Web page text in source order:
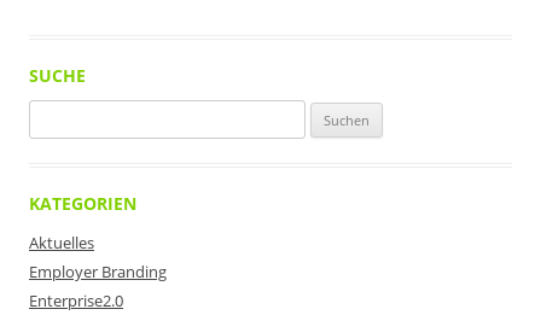
SUCHE
nach:
KATEGORIEN
Aktuelles
Employer Branding
Enterprise2.0